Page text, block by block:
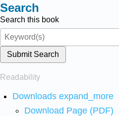
Search
Search this book
Submit Search
Readability
Downloads expand_more
Download Page (PDF)